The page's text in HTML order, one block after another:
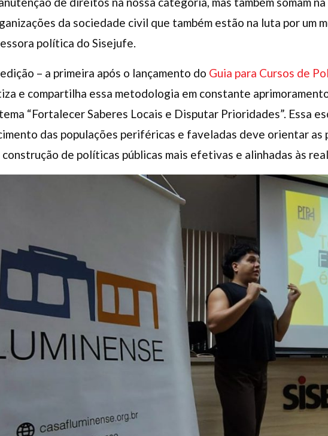
da sociedade civil que também estão na luta por um
política do Sisejufe.
edição – a primeira após o lançamento do Guia para Cursos de
e compartilha essa metodologia em constante
“Fortalecer Saberes Locais e Disputar Prioridades”. Essa
das populações periféricas e faveladas deve orientar as
de políticas públicas mais efetivas e alinhadas às